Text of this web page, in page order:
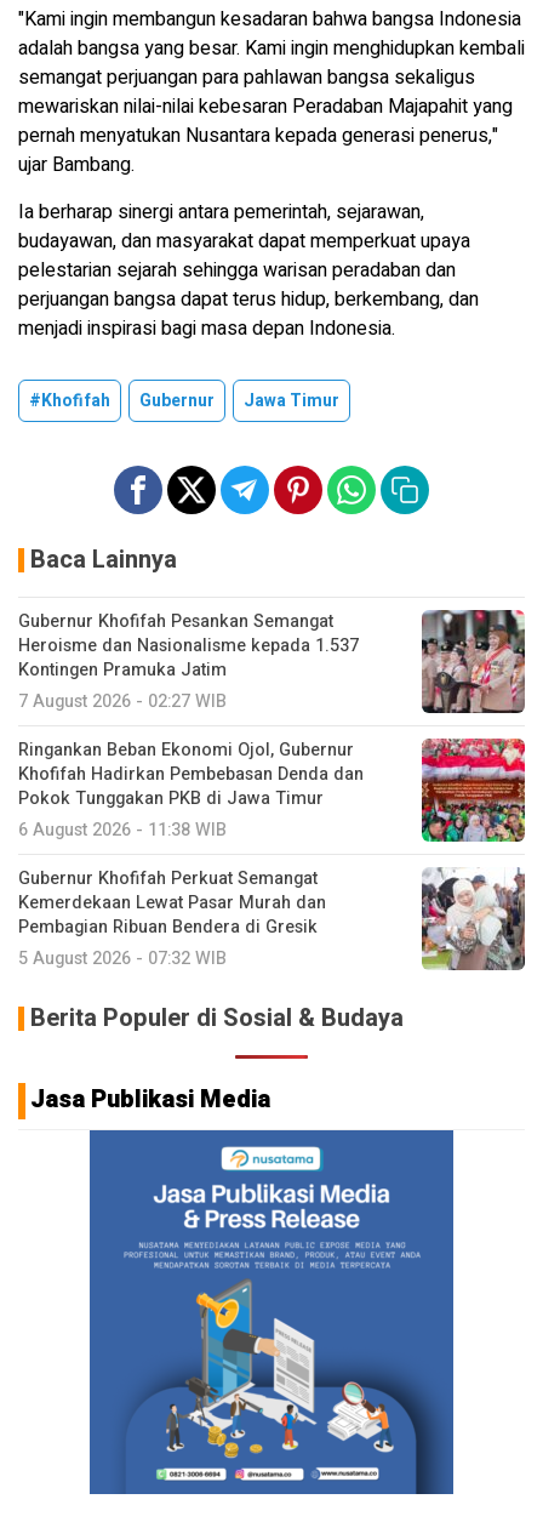
"Kami ingin membangun kesadaran bahwa bangsa Indonesia
adalah bangsa yang besar. Kami ingin menghidupkan kembali
semangat perjuangan para pahlawan bangsa sekaligus
mewariskan nilai-nilai kebesaran Peradaban Majapahit yang
pernah menyatukan Nusantara kepada generasi penerus,"
ujar Bambang.
Ia berharap sinergi antara pemerintah, sejarawan,
budayawan, dan masyarakat dapat memperkuat upaya
pelestarian sejarah sehingga warisan peradaban dan
perjuangan bangsa dapat terus hidup, berkembang, dan
menjadi inspirasi bagi masa depan Indonesia.
#Khofifah Gubernur Jawa Timur
Baca Lainnya
Gubernur Khofifah Pesankan Semangat
Heroisme dan Nasionalisme kepada 1.537
Kontingen Pramuka Jatim
7 August 2026 - 02:27 WIB
Ringankan Beban Ekonomi Ojol, Gubernur
Khofifah Hadirkan Pembebasan Denda dan
Pokok Tunggakan PKB di Jawa Timur
6 August 2026 - 11:38 WIB
Gubernur Khofifah Perkuat Semangat
Kemerdekaan Lewat Pasar Murah dan
Pembagian Ribuan Bendera di Gresik
5 August 2026 - 07:32 WIB
Berita Populer di Sosial & Budaya
Jasa Publikasi Media